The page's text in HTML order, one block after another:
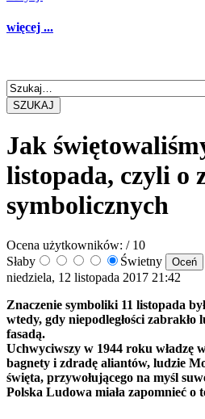
więcej ...
SZUKAJ
Jak
listopada, czyli o
symbolicznych
Ocena użytkowników: / 10
Słaby
Świetny
niedziela, 12 listopada 2017 21:42
Znaczenie symboliki 11 listopada
wtedy, gdy niepodległości
fasadą.
Uchwyciwszy w 1944 roku władzę
bagnety i zdradę aliantów, ludzie
święta, przywołującego na myśl
Polska Ludowa miała zapomnieć o